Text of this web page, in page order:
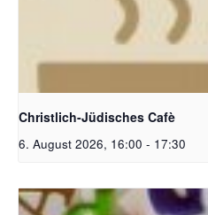
Christlich-Jüdisches Cafè
6. August 2026, 16:00 - 17:30